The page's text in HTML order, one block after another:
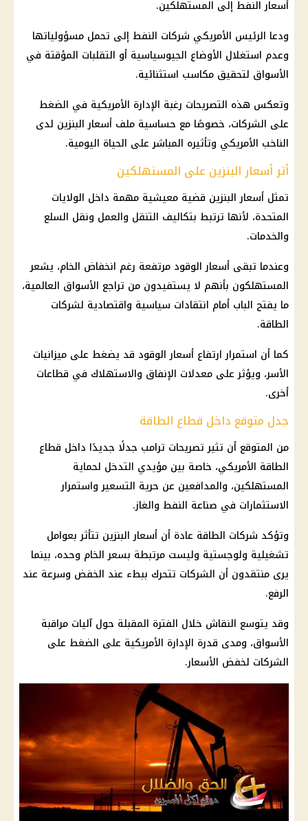
أسعارالنفط إلى المستهلكين.
ودعا الرئيس الأمريكي شركات النفط إلى تحمل مسؤولياتها
وعدم استغلال الأوضاع الجيوسياسية أو التقلبات المؤقتة في
الأسواق لتحقيق مكاسب استثنائية.
وتعكس هذه التصريحات رغبة الإدارة الأمريكية في الضغط
على الشركات، خصوصًا مع حساسية ملف أسعار البنزين لدى
الناخب الأمريكي وتأثيره المباشر على الحياة اليومية.
أثر أسعار البنزين على المستهلكين
تمثل أسعار البنزين قضية معيشية مهمة داخل الولايات
المتحدة، لأنها ترتبط بتكاليف التنقل والعمل ونقل السلع
والخدمات.
وعندما تبقى أسعار الوقود مرتفعة رغم انخفاض الخام، يشعر
المستهلكون بأنهم لا يستفيدون من تراجع الأسواق العالمية،
ما يفتح الباب أمام انتقادات سياسية واقتصادية لشركات
الطاقة.
كما أن استمرار ارتفاع أسعار الوقود قد يضغط على ميزانيات
الأسر، ويؤثر على معدلات الإنفاق والاستهلاك في قطاعات
أخرى.
جدل متوقع داخل قطاع الطاقة
من المتوقع أن تثيرتصريحات ترامب جدلًا جديدًا داخل قطاع
الطاقة الأمريكي، خاصة بين مؤيدي التدخل لحماية
المستهلكين، والمدافعين عن حرية التسعير واستمرار
الاستثمارات في صناعة النفط والغاز.
وتؤكد شركات الطاقة عادة أن أسعار البنزين تتأثر بعوامل
تشغيلية ولوجستية وليست مرتبطة بسعر الخام وحده، بينما
يرى منتقدون أن الشركات تتحرك ببطء عند الخفض وسرعة عند
الرفع.
وقد يتوسع النقاش خلال الفترة المقبلة حول آليات مراقبة
الأسواق، ومدى قدرة الإدارة الأمريكية على الضغط على
الشركات لخفض الأسعار.